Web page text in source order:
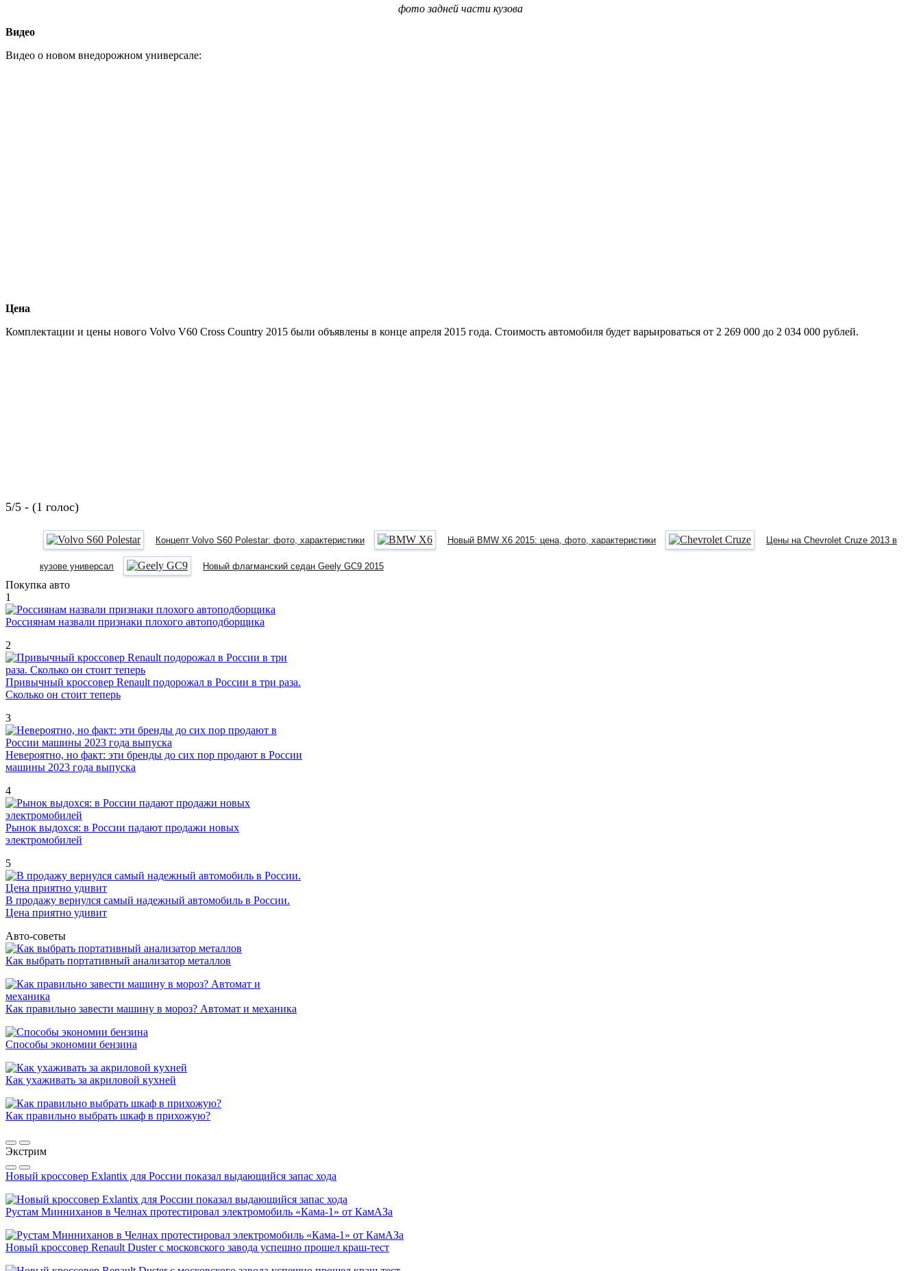
фото задней части кузова
Видео
Видео о новом внедорожном универсале:
Цена
Комплектации и цены нового Volvo V60 Cross Country 2015 были объявлены в конце апреля 2015 года. Стоимость автомобиля будет варьироваться от 2 269 000 до 2 034 000 рублей.
5/5 - (1 голос)
Концепт Volvo S60 Polestar: фото, характеристики Новый BMW X6 2015: цена, фото, характеристики Цены на Chevrolet Cruze 2013 в
кузове универсал Новый флагманский седан Geely GC9 2015
Покупка авто
1
Россиянам назвали признаки плохого автоподборщика
2
Привычный кроссовер Renault подорожал в России в три раза.
Сколько он стоит теперь
3
Невероятно, но факт: эти бренды до сих пор продают в России
машины 2023 года выпуска
4
Рынок выдохся: в России падают продажи новых
электромобилей
5
В продажу вернулся самый надежный автомобиль в России.
Цена приятно удивит
Авто-советы
Как выбрать портативный анализатор металлов
Как правильно завести машину в мороз? Автомат и механика
Способы экономии бензина
Как ухаживать за акриловой кухней
Как правильно выбрать шкаф в прихожую?
Экстрим
Новый кроссовер Exlantix для России показал выдающийся запас хода
Рустам Минниханов в Челнах протестировал электромобиль «Кама-1» от КамАЗа
Новый кроссовер Renault Duster с московского завода успешно прошел краш-тест